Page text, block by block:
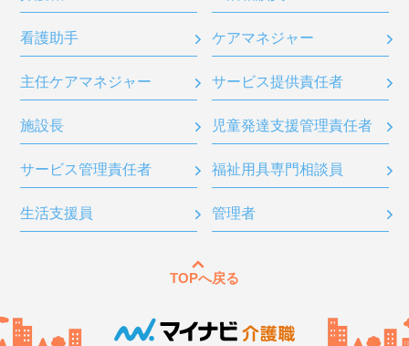
看護助手 ケアマネジャー
主任ケアマネジャー サービス提供責任者
施設長 児童発達支援管理責任者
サービス管理責任者 福祉用具専門相談員
生活支援員 管理者
TOPへ戻る